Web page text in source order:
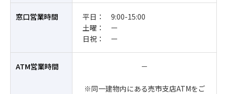
窓口営業時間
平日： 9:00-15:00
土曜： ー
日祝： ー
ATM営業時間 －
※同一建物内にある売市支店ATMをご